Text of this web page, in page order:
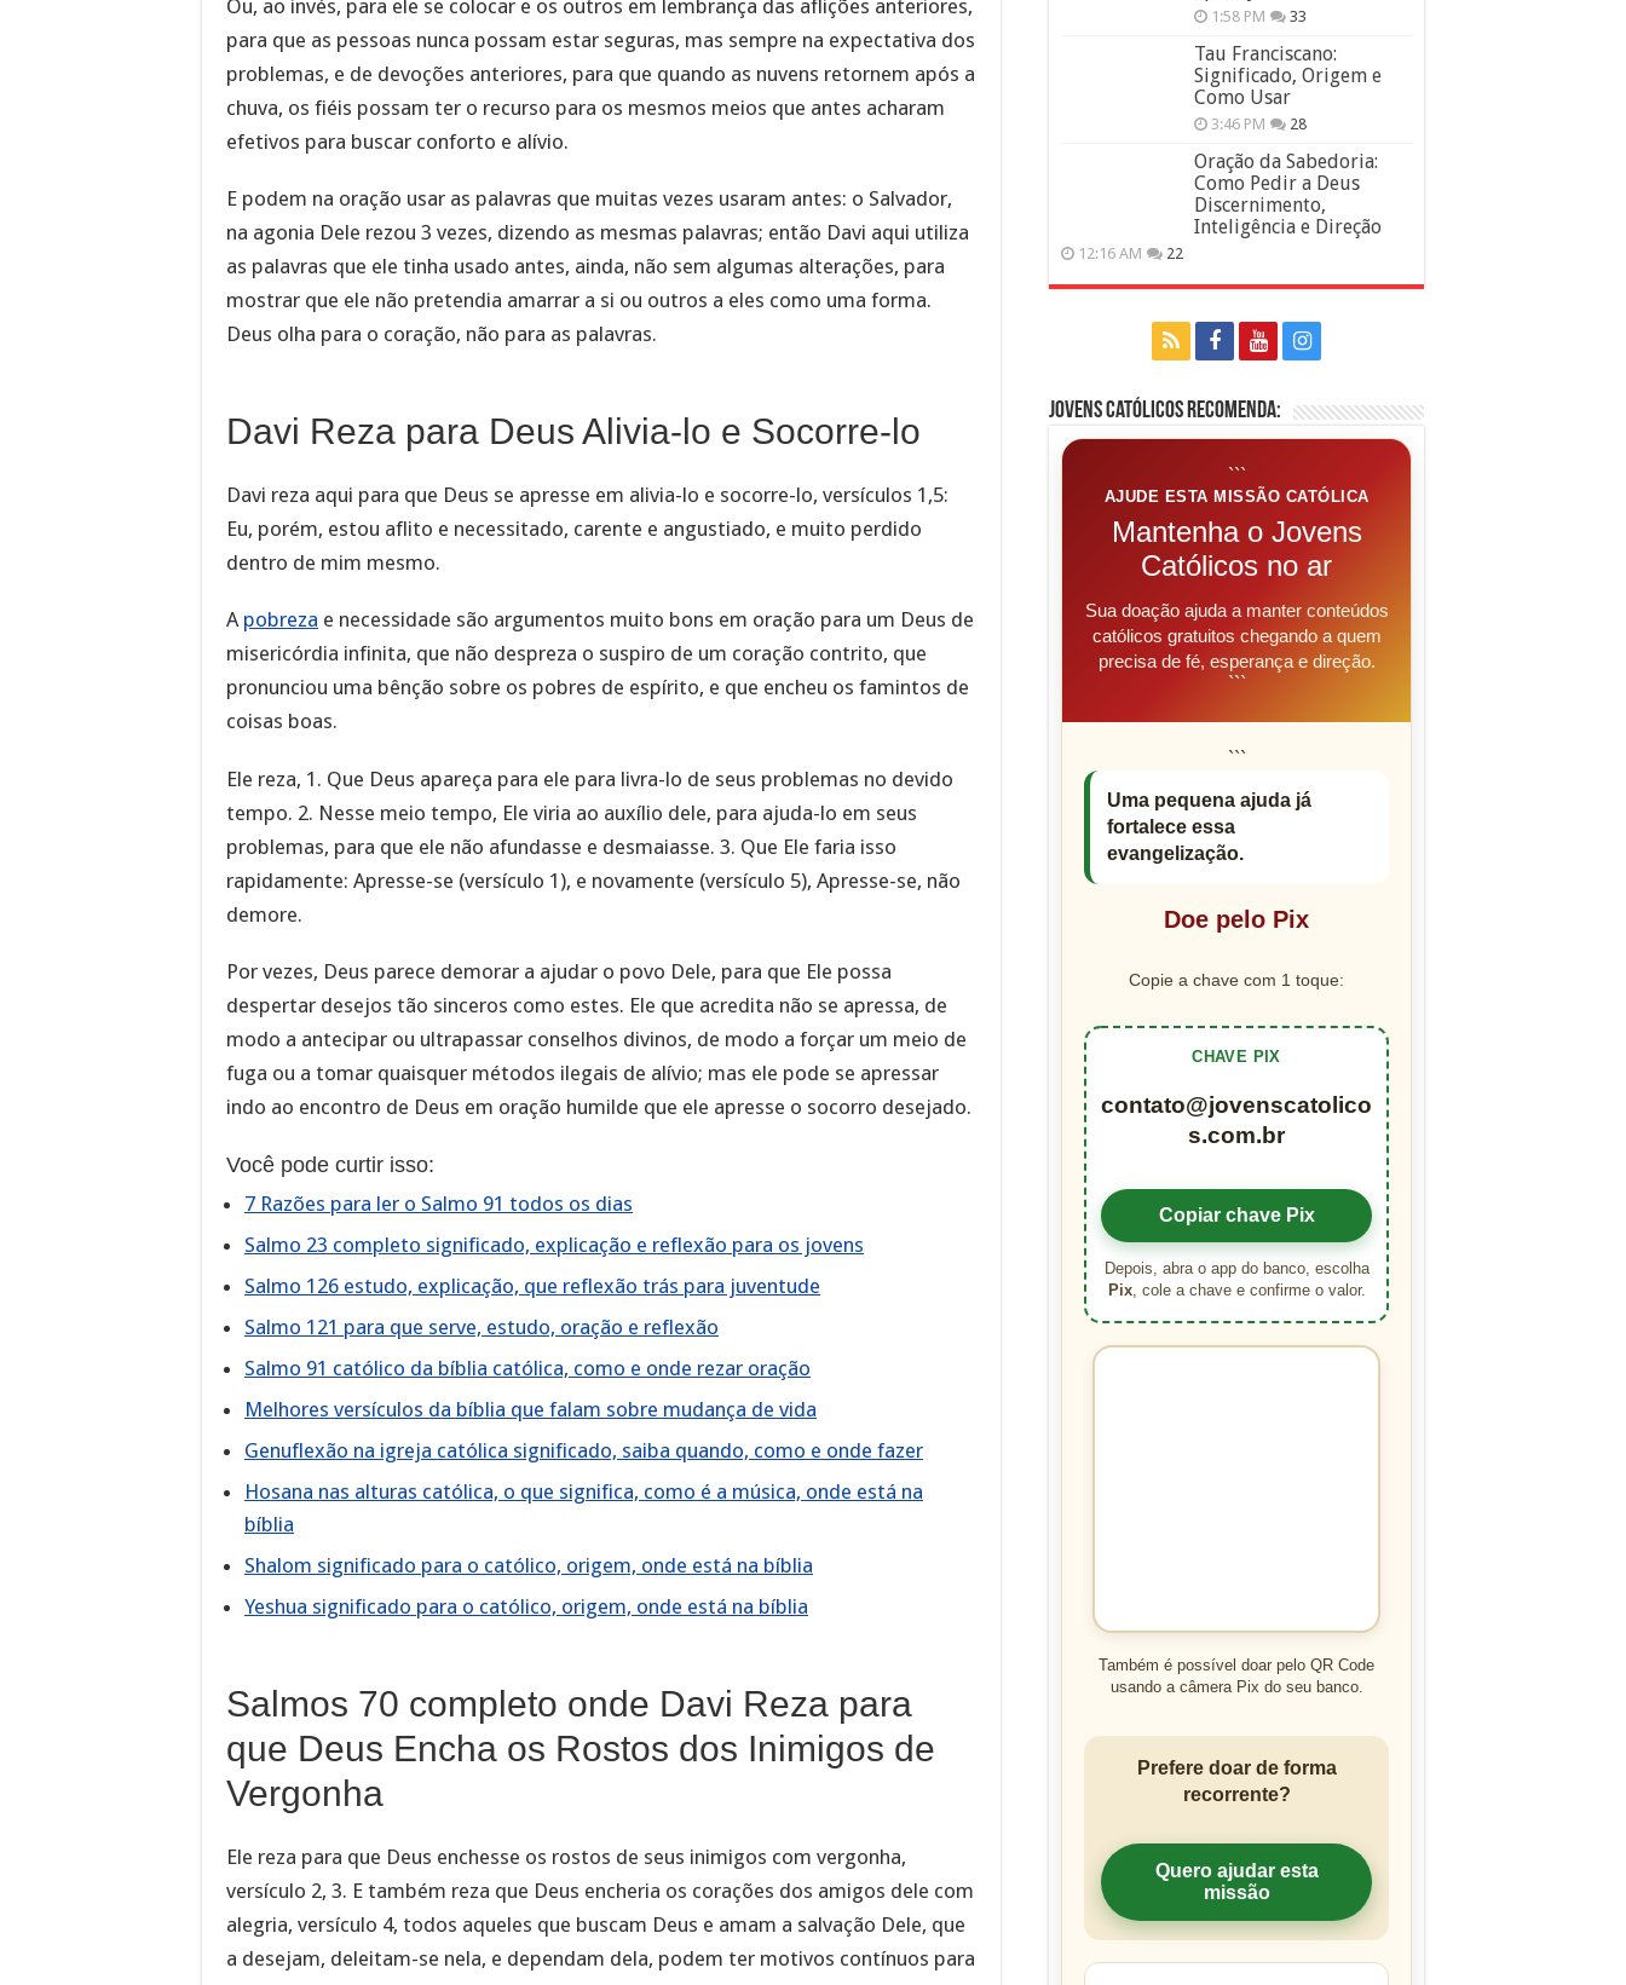
Ou, ao invés, para ele se colocar e os outros em lembrança das aflições anteriores,
para que as pessoas nunca possam estar seguras, mas sempre na expectativa dos
problemas, e de devoções anteriores, para que quando as nuvens retornem após a
chuva, os fiéis possam ter o recurso para os mesmos meios que antes acharam
efetivos para buscar conforto e alívio.
E podem na oração usar as palavras que muitas vezes usaram antes: o Salvador,
na agonia Dele rezou 3 vezes, dizendo as mesmas palavras; então Davi aqui utiliza
as palavras que ele tinha usado antes, ainda, não sem algumas alterações, para
mostrar que ele não pretendia amarrar a si ou outros a eles como uma forma.
Deus olha para o coração, não para as palavras.
Davi Reza para Deus Alivia-lo e Socorre-lo
Davi reza aqui para que Deus se apresse em alivia-lo e socorre-lo, versículos 1,5:
Eu, porém, estou aflito e necessitado, carente e angustiado, e muito perdido
dentro de mim mesmo.
A pobreza e necessidade são argumentos muito bons em oração para um Deus de
misericórdia infinita, que não despreza o suspiro de um coração contrito, que
pronunciou uma bênção sobre os pobres de espírito, e que encheu os famintos de
coisas boas.
Ele reza, 1. Que Deus apareça para ele para livra-lo de seus problemas no devido
tempo. 2. Nesse meio tempo, Ele viria ao auxílio dele, para ajuda-lo em seus
problemas, para que ele não afundasse e desmaiasse. 3. Que Ele faria isso
rapidamente: Apresse-se (versículo 1), e novamente (versículo 5), Apresse-se, não
demore.
Por vezes, Deus parece demorar a ajudar o povo Dele, para que Ele possa
despertar desejos tão sinceros como estes. Ele que acredita não se apressa, de
modo a antecipar ou ultrapassar conselhos divinos, de modo a forçar um meio de
fuga ou a tomar quaisquer métodos ilegais de alívio; mas ele pode se apressar
indo ao encontro de Deus em oração humilde que ele apresse o socorro desejado.
Você pode curtir isso:
7 Razões para ler o Salmo 91 todos os dias
Salmo 23 completo significado, explicação e reflexão para os jovens
Salmo 126 estudo, explicação, que reflexão trás para juventude
Salmo 121 para que serve, estudo, oração e reflexão
Salmo 91 católico da bíblia católica, como e onde rezar oração
Melhores versículos da bíblia que falam sobre mudança de vida
Genuflexão na igreja católica significado, saiba quando, como e onde fazer
Hosana nas alturas católica, o que significa, como é a música, onde está na
bíblia
Shalom significado para o católico, origem, onde está na bíblia
Yeshua significado para o católico, origem, onde está na bíblia
Salmos 70 completo onde Davi Reza para
que Deus Encha os Rostos dos Inimigos de
Vergonha
Ele reza para que Deus enchesse os rostos de seus inimigos com vergonha,
versículo 2, 3. E também reza que Deus encheria os corações dos amigos dele com
alegria, versículo 4, todos aqueles que buscam Deus e amam a salvação Dele, que
a desejam, deleitam-se nela, e dependam dela, podem ter motivos contínuos para
1:58 PM 33
Tau Franciscano:
Significado, Origem e
Como Usar
3:46 PM 28
Oração da Sabedoria:
Como Pedir a Deus
Discernimento,
Inteligência e Direção
12:16 AM 22
Jovens Católicos Recomenda:
```
AJUDE ESTA MISSÃO CATÓLICA
Mantenha o Jovens
Católicos no ar
Sua doação ajuda a manter conteúdos
católicos gratuitos chegando a quem
precisa de fé, esperança e direção.
```
```
Uma pequena ajuda já
fortalece essa
evangelização.
Doe pelo Pix
Copie a chave com 1 toque:
CHAVE PIX
contato@jovenscatolico
s.com.br
Copiar chave Pix
Depois, abra o app do banco, escolha
Pix, cole a chave e confirme o valor.
Também é possível doar pelo QR Code
usando a câmera Pix do seu banco.
Prefere doar de forma
recorrente?
Quero ajudar esta
missão